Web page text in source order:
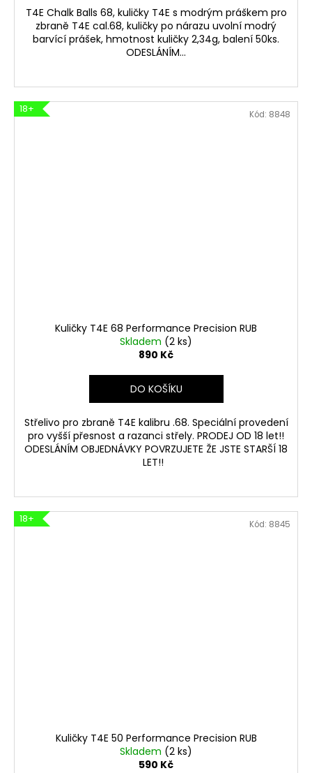
T4E Chalk Balls 68, kuličky T4E s modrým práškem pro
zbraně T4E cal.68, kuličky po nárazu uvolní modrý
barvící prášek, hmotnost kuličky 2,34g, balení 50ks.
ODESLÁNÍM...
18+
Kuličky T4E 68 Performance Precision RUB
Skladem (2 ks)
890 Kč
DO KOŠÍKU
Střelivo pro zbraně T4E kalibru .68. Speciální provedení
pro vyšší přesnost a razanci střely. PRODEJ OD 18 let!!
ODESLÁNÍM OBJEDNÁVKY POVRZUJETE ŽE JSTE STARŠÍ 18
LET!!
Kód: 8848
18+
Kuličky T4E 50 Performance Precision RUB
Skladem (2 ks)
590 Kč
Kód: 8845